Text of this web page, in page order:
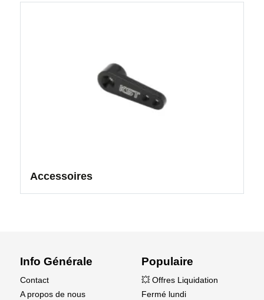
Accessoires
Info Générale
Contact
A propos de nous
Populaire
💥 Offres Liquidation
Fermé lundi